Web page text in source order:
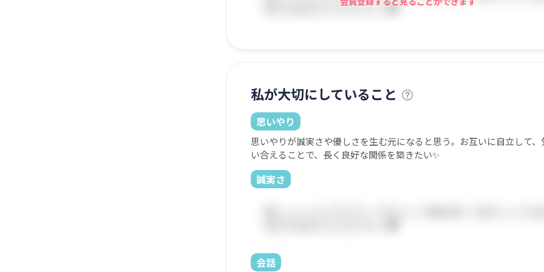
私が大切にしていること
思いやり
思いやりが誠実さや優しさを生む元になると思う。お互いに自立して、
い合えることで、長く良好な関係を築きたい✨
誠実さ
会話